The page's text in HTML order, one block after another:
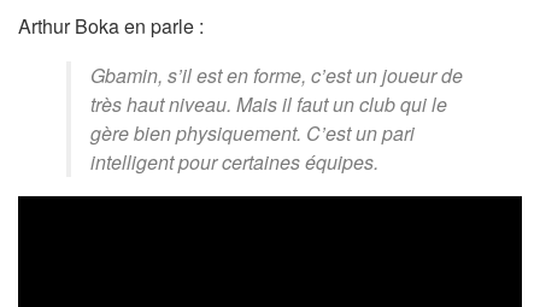
Arthur Boka en parle :
Gbamin, s’il est en forme, c’est un joueur de
très haut niveau. Mais il faut un club qui le
gère bien physiquement. C’est un pari
intelligent pour certaines équipes.